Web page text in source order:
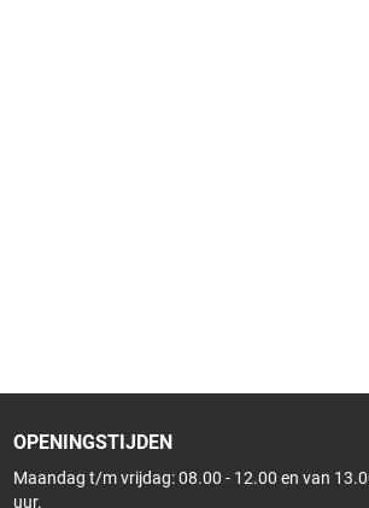
OPENINGSTIJDEN
Maandag t/m vrijdag: 08.00 - 12.00 en van
uur.